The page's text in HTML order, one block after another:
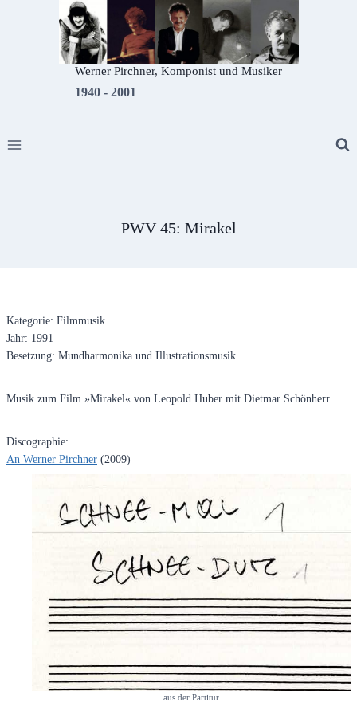
Werner Pirchner, Komponist und Musiker
1940 - 2001
PWV 45: Mirakel
Kategorie: Filmmusik
Jahr: 1991
Besetzung: Mundharmonika und Illustrationsmusik
Musik zum Film »Mirakel« von Leopold Huber mit Dietmar Schönherr
Discographie:
An Werner Pirchner (2009)
aus der Partitur